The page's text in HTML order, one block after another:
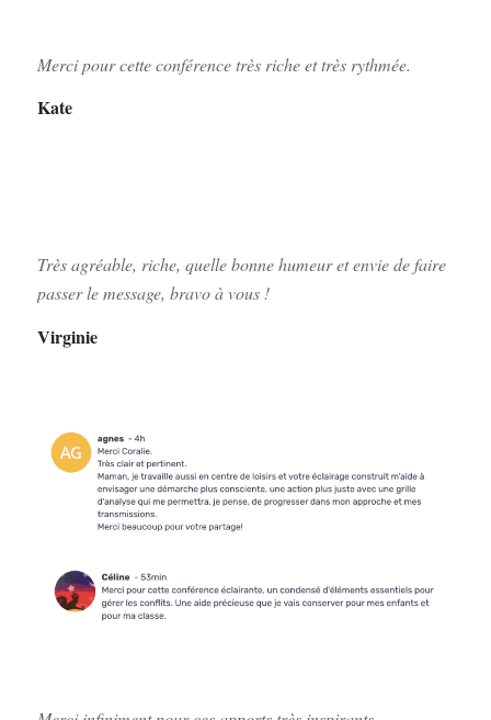
Merci pour cette conférence très riche et très rythmée.
Kate
Très agréable, riche, quelle bonne humeur et envie de faire
passer le message, bravo à vous !
Virginie